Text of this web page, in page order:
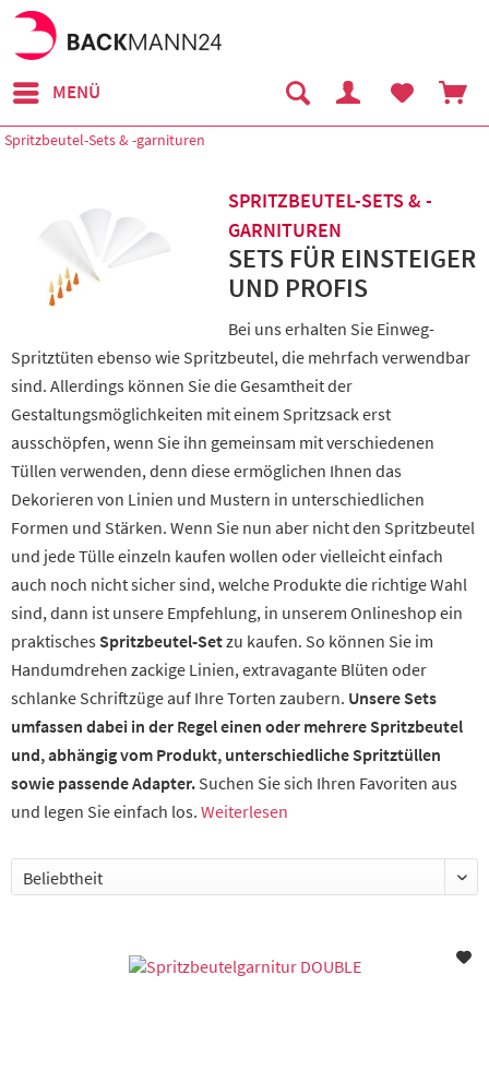
MENÜ
Spritzbeutel-Sets & -garnituren
SPRITZBEUTEL-SETS & -
GARNITUREN
SETS FÜR EINSTEIGER
UND PROFIS
Bei uns erhalten Sie Einweg-
Spritztüten ebenso wie Spritzbeutel, die mehrfach verwendbar
sind. Allerdings können Sie die Gesamtheit der
Gestaltungsmöglichkeiten mit einem Spritzsack erst
ausschöpfen, wenn Sie ihn gemeinsam mit verschiedenen
Tüllen verwenden, denn diese ermöglichen Ihnen das
Dekorieren von Linien und Mustern in unterschiedlichen
Formen und Stärken. Wenn Sie nun aber nicht den Spritzbeutel
und jede Tülle einzeln kaufen wollen oder vielleicht einfach
auch noch nicht sicher sind, welche Produkte die richtige Wahl
sind, dann ist unsere Empfehlung, in unserem Onlineshop ein
praktisches Spritzbeutel-Setzu kaufen. So können Sie im
Handumdrehen zackige Linien, extravagante Blüten oder
schlanke Schriftzüge auf Ihre Torten zaubern. Unsere Sets
umfassen dabei in der Regel einen oder mehrere Spritzbeutel
und, abhängig vom Produkt, unterschiedliche Spritztüllen
sowie passende Adapter. Suchen Sie sich Ihren Favoriten aus
und legen Sie einfach los. Weiterlesen